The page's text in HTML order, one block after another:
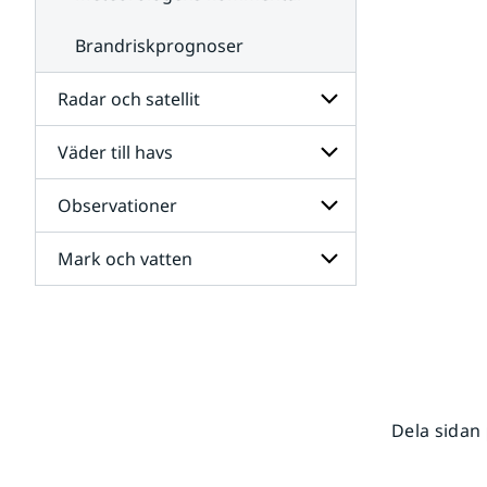
Brandriskprognoser
Radar och satellit
Undersidor
för
Radar
och
satellit
Väder till havs
Undersidor
för
Väder
till
havs
Observationer
Undersidor
för
Mark och vatten
Dela sidan